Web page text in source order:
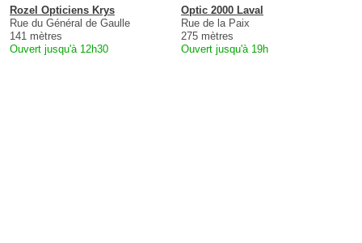
Rozel Opticiens Krys
Rue du Général de Gaulle
141 mètres
Ouvert jusqu'à 12h30
Optic 2000 Laval
Rue de la Paix
275 mètres
Ouvert jusqu'à 19h